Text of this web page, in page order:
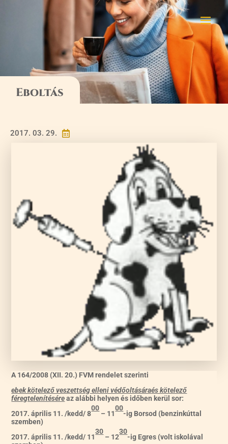
Eboltás

2017. 03. 29.
A 164/2008 (XII. 20.) FVM rendelet szerinti
ebek kötelező veszettség elleni védőoltásáraés kötelező
féregtelenítéséreaz alábbi helyen és időben kerül sor:
2017.április 11. /kedd/ 8
00
– 11
00
-ig Borsod (benzinkúttal
szemben)
2017. április 11. /kedd/ 11
30
– 12
30
-ig Egres (volt iskolával